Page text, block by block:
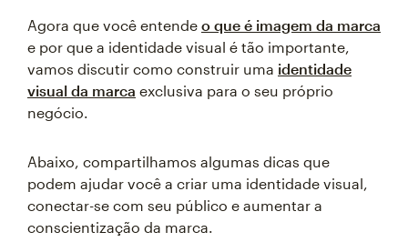
Agora que você entende o que é imagem da marca
e por que a identidade visual é tão importante,
vamos discutir como construir uma identidade
visual da marca exclusiva para o seu próprio
negócio.
Abaixo, compartilhamos algumas dicas que
podem ajudar você a criar uma identidade visual,
conectar-se com seu público e aumentar a
conscientização da marca.